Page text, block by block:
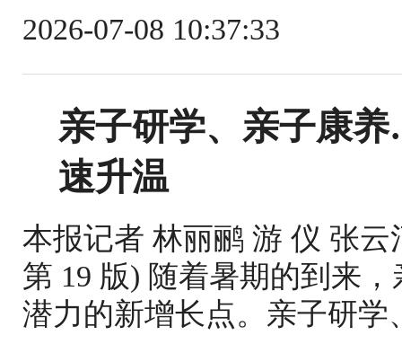
2026-07-08 10:37:33
亲子研学、亲子康
速升温
本报记者 林丽鹂 游 仪 张云
第 19 版) 随着暑期的到来
潜力的新增长点。亲子研